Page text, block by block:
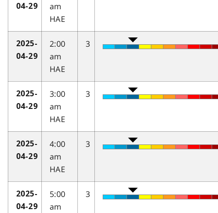
04-29
am
HAE
2025-
04-29
2:00
am
HAE
3
2025-
04-29
3:00
am
HAE
3
2025-
04-29
4:00
am
HAE
3
2025-
04-29
5:00
am
3